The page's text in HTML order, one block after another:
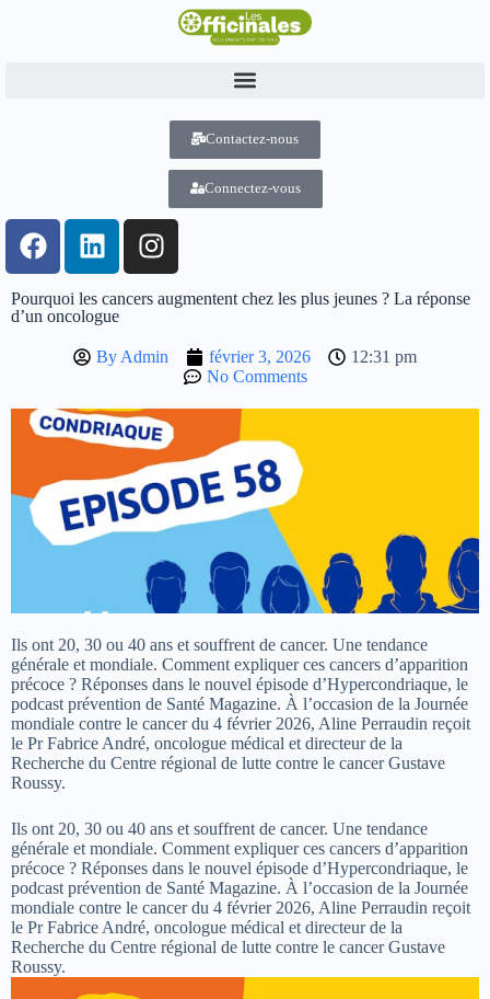
Contactez-nous
Connectez-vous
Pourquoi les cancers augmentent chez les plus jeunes ? La réponse
d’un oncologue
By Admin février 3, 2026
12:31 pm
No Comments
Ils ont 20, 30 ou 40 ans et souffrent de cancer. Une tendance
générale et mondiale. Comment expliquer ces cancers d’apparition
précoce ? Réponses dans le nouvel épisode d’Hypercondriaque, le
podcast prévention de Santé Magazine. À l’occasion de la Journée
mondiale contre le cancer du 4 février 2026, Aline Perraudin reçoit
le Pr Fabrice André, oncologue médical et directeur de la
Recherche du Centre régional de lutte contre le cancer Gustave
Roussy.
Ils ont 20, 30 ou 40 ans et souffrent de cancer. Une tendance
générale et mondiale. Comment expliquer ces cancers d’apparition
précoce ? Réponses dans le nouvel épisode d’Hypercondriaque, le
podcast prévention de Santé Magazine. À l’occasion de la Journée
mondiale contre le cancer du 4 février 2026, Aline Perraudin reçoit
le Pr Fabrice André, oncologue médical et directeur de la
Recherche du Centre régional de lutte contre le cancer Gustave
Roussy.